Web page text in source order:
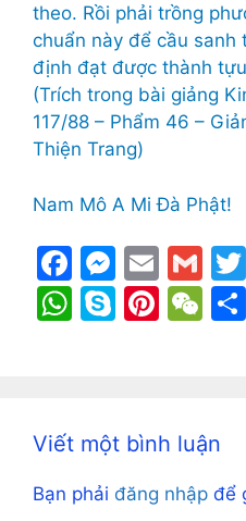
theo. Rồi phải trồng
chuẩn này để cầu sanh
định đạt được thành
(Trích trong bài giảng
117/88 – Phẩm 46 –
Thiện Trang)
Nam Mô A Mi Đà Phật!
F
a
c
o
k
M
e
s
n
er
E
m
ai
G
m
ai
W
A
p
p
S
e
Pi
st
W
at
Viết một bình luận
Bạn phải đăng nhập để